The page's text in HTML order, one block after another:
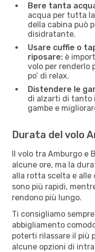
Bere tanta
acqua per tutta
della cabina può
disidratante.
Usare cuffie o
riposare: è
volo per renderlo
po’ di relax.
Distendere le
di alzarti di tanto
gambe e
Durata del volo
Il volo tra Amburgo e
alcune ore, ma la
alla rotta scelta e alle
sono più rapidi,
rendono più lungo.
Ti consigliamo
abbigliamento
poterti rilassare il più
alcune opzioni di